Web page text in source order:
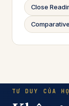
Close
TƯ DUY CỦA